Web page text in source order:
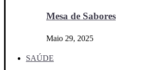
Mesa de Sabores
Maio 29, 2025
SAÚDE